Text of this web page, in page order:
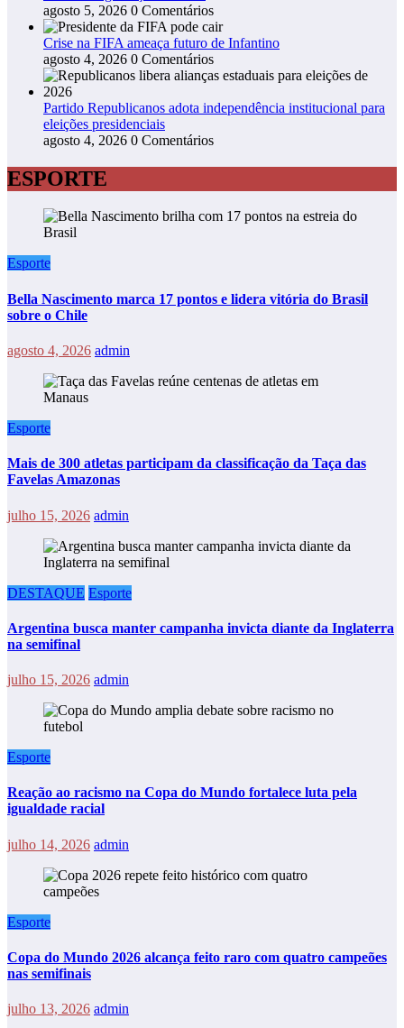
agosto 5, 2026 0 Comentários
Crise na FIFA ameaça futuro de Infantino
agosto 4, 2026 0 Comentários
Partido Republicanos adota independência institucional para
eleições presidenciais
agosto 4, 2026 0 Comentários
ESPORTE
Esporte
Bella Nascimento marca 17 pontos e lidera vitória do Brasil
sobre o Chile
agosto 4, 2026 admin
Esporte
Mais de 300 atletas participam da classificação da Taça das
Favelas Amazonas
julho 15, 2026 admin
DESTAQUE Esporte
Argentina busca manter campanha invicta diante da Inglaterra
na semifinal
julho 15, 2026 admin
Esporte
Reação ao racismo na Copa do Mundo fortalece luta pela
igualdade racial
julho 14, 2026 admin
Esporte
Copa do Mundo 2026 alcança feito raro com quatro campeões
nas semifinais
julho 13, 2026 admin